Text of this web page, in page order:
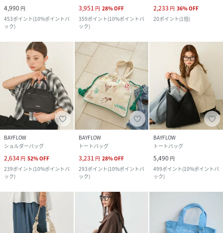
4,990 円
453ポイント(10%ポイントバ
ック)
3,951 円 28%OFF
359ポイント(10%ポイントバ
ック)
2,233 円 36%OFF
20ポイント(1倍)
BAYFLOW
ショルダーバッグ
2,634 円 52%OFF
239ポイント(10%ポイントバ
ック)
BAYFLOW
トートバッグ
3,231 円 28%OFF
293ポイント(10%ポイントバ
ック)
BAYFLOW
トートバッグ
5,490 円
499ポイント(10%ポイントバ
ック)